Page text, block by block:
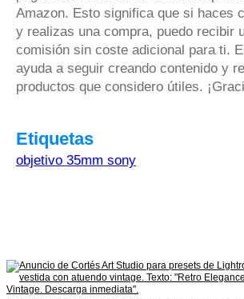
Amazon. Esto significa que si haces
y realizas una compra, puedo recibir
comisión sin coste adicional para ti.
ayuda a seguir creando contenido y
productos que considero útiles.
Etiquetas
objetivo 35mm sony